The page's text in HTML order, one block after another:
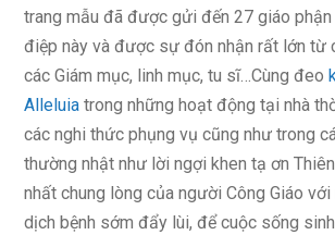
trang mẫu đã được gửi đến 27 giáo
điệp này và được sự đón nhận rất lớn từ
các Giám mục, linh mục, tu sĩ…Cùng đeo
Alleluia trong những hoạt động tại nhà
các nghi thức phụng vụ cũng như trong
thường nhật như lời ngợi khen tạ ơn
nhất chung lòng của người Công Giáo với
dịch bệnh sớm đẩy lùi, để cuộc sống